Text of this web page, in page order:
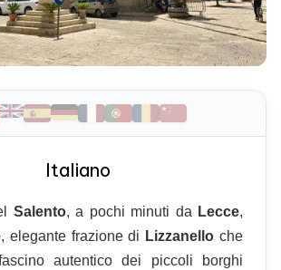
Italiano
Salento, a pochi minuti da Lecce,
, elegante frazione di Lizzanello che
autentico dei piccoli borghi